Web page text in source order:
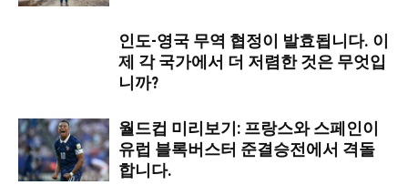
인도-영국 무역 협정이 발효됩니다. 이
제 각 국가에서 더 저렴한 것은 무엇입
니까?
월드컵 미리보기: 프랑스와 스페인이
유럽 블록버스터 준결승전에서 격돌
합니다.